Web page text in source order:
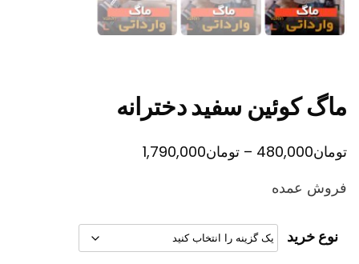
ماگ کوئین سفید دخترانه
تومان480,000
– تومان1,790,000محدوده
تا
تومان1,790,000
فروش عمده
نوع خرید